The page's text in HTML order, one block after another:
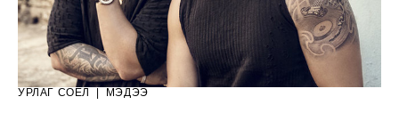
УРЛАГ СОЁЛ МЭДЭЭ